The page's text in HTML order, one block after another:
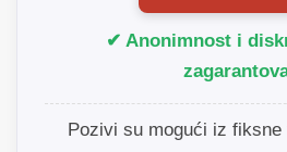
✔ Anonimnost i
Pozivi su mogući iz fiksne